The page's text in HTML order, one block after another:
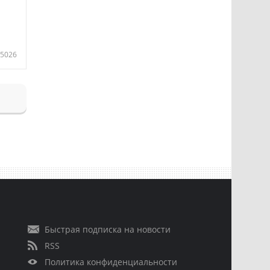
5026
Быстрая подписка на новости
RSS
Политика конфиденциальности